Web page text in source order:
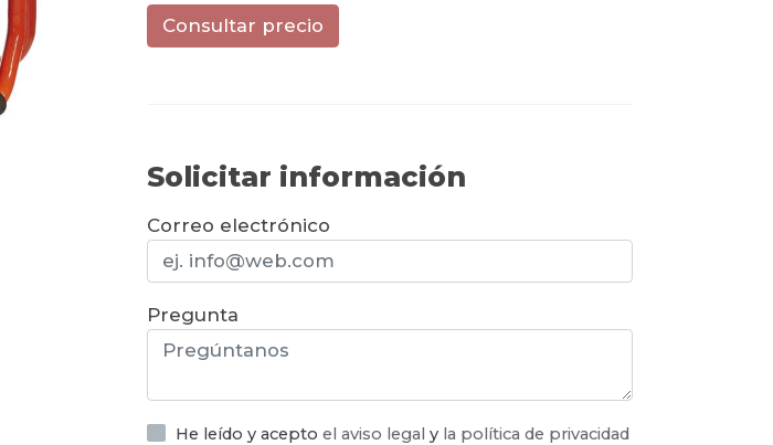
Consultar precio
Solicitar información
Correo electrónico
Pregunta
He leído y acepto el aviso legal y la política de privacidad